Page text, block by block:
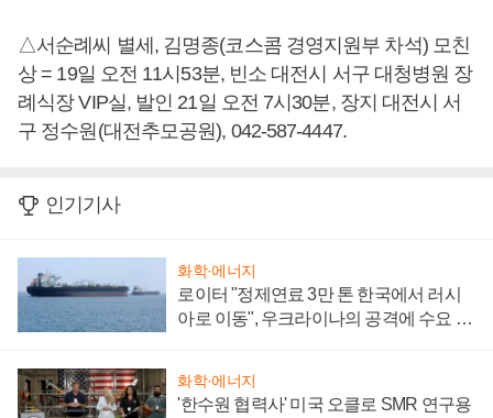
△서순례씨 별세, 김명종(코스콤 경영지원부 차석) 모친
상 = 19일 오전 11시53분, 빈소 대전시 서구 대청병원 장
례식장 VIP실, 발인 21일 오전 7시30분, 장지 대전시 서
구 정수원(대전추모공원), 042-587-4447.
인기기사
화학·에너지
로이터 "정제연료 3만 톤 한국에서 러시
아로 이동", 우크라이나의 공격에 수요 늘
화학·에너지
'한수원 협력사' 미국 오클로 SMR 연구용